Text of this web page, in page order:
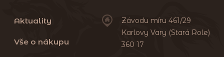
Aktuality
Vše o nákupu
Závodu míru 461/29
Karlovy Vary (Stará Role)
360 17